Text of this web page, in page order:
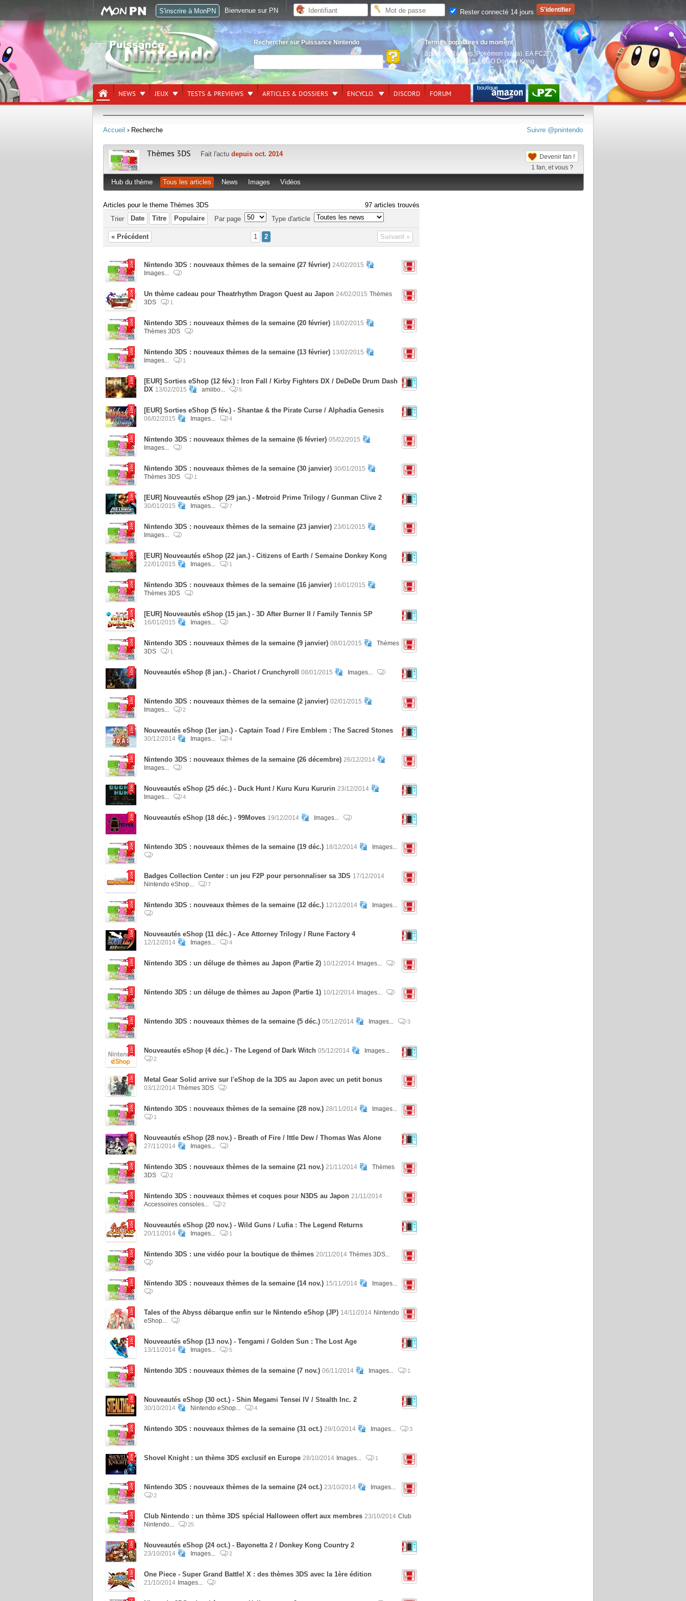
Rechercher sur Puissance Nintendo
Termes populaires du moment
Splatoon Raiders, Pokémon (saga) EA FC27,
Nintendo Switch 2,LEGO Donkey Kong
NEWS JEUX TESTS & PREVIEWS ARTICLES & DOSSIERS ENCYCLO. DISCORD FORUM
Suivre @pnintendo
Accueil › Recherche
Devenir fan !
1 fan, et vous ?
Thèmes 3DS Fait l'actu depuis oct. 2014
Hub du thème Tous les articles News Images Vidéos
Articles pour le theme Thèmes 3DS
97 articles trouvés
Trier
Date Titre Populaire Par page Type d'article
« Précédent 1 2 Suivant »
Nintendo 3DS : nouveaux thèmes de la semaine (27 février) 24/02/2015
Images...
Un thème cadeau pour Theatrhythm Dragon Quest au Japon 24/02/2015 Thèmes
3DS
1
Nintendo 3DS : nouveaux thèmes de la semaine (20 février) 18/02/2015
Thèmes 3DS
Nintendo 3DS : nouveaux thèmes de la semaine (13 février) 13/02/2015
Images...
1
[EUR] Sorties eShop (12 fév.) : Iron Fall / Kirby Fighters DX / DeDeDe Drum Dash
DX 13/02/2015 amiibo... 5
[EUR] Sorties eShop (5 fév.) - Shantae & the Pirate Curse / Alphadia Genesis
06/02/2015 Images... 4
Nintendo 3DS : nouveaux thèmes de la semaine (6 février) 05/02/2015
Images...
Nintendo 3DS : nouveaux thèmes de la semaine (30 janvier) 30/01/2015
Thèmes 3DS
1
[EUR] Nouveautés eShop (29 jan.) - Metroid Prime Trilogy / Gunman Clive 2
30/01/2015 Images... 7
Nintendo 3DS : nouveaux thèmes de la semaine (23 janvier) 23/01/2015
Images...
[EUR] Nouveautés eShop (22 jan.) - Citizens of Earth / Semaine Donkey Kong
22/01/2015 Images... 1
Nintendo 3DS : nouveaux thèmes de la semaine (16 janvier) 16/01/2015
Thèmes 3DS
[EUR] Nouveautés eShop (15 jan.) - 3D After Burner II / Family Tennis SP
16/01/2015 Images...
Nintendo 3DS : nouveaux thèmes de la semaine (9 janvier) 08/01/2015
Thèmes
3DS
1
Nouveautés eShop (8 jan.) - Chariot / Crunchyroll 08/01/2015 Images...
Nintendo 3DS : nouveaux thèmes de la semaine (2 janvier) 02/01/2015
Images...
2
Nouveautés eShop (1er jan.) - Captain Toad / Fire Emblem : The Sacred Stones
30/12/2014 Images... 4
Nintendo 3DS : nouveaux thèmes de la semaine (26 décembre) 26/12/2014
Images...
Nouveautés eShop (25 déc.) - Duck Hunt / Kuru Kuru Kururin 23/12/2014
Images...
4
Nouveautés eShop (18 déc.) - 99Moves 19/12/2014 Images...
Nintendo 3DS : nouveaux thèmes de la semaine (19 déc.) 18/12/2014 Images...
Badges Collection Center : un jeu F2P pour personnaliser sa 3DS 17/12/2014
Nintendo eShop...
7
Nintendo 3DS : nouveaux thèmes de la semaine (12 déc.) 12/12/2014 Images...
Nouveautés eShop (11 déc.) - Ace Attorney Trilogy / Rune Factory 4
12/12/2014 Images... 4
Nintendo 3DS : un déluge de thèmes au Japon (Partie 2) 10/12/2014 Images...
Nintendo 3DS : un déluge de thèmes au Japon (Partie 1) 10/12/2014 Images...
Nintendo 3DS : nouveaux thèmes de la semaine (5 déc.) 05/12/2014 Images... 3
Nouveautés eShop (4 déc.) - The Legend of Dark Witch 05/12/2014 Images...
2
Metal Gear Solid arrive sur l'eShop de la 3DS au Japon avec un petit bonus
03/12/2014 Thèmes 3DS
Nintendo 3DS : nouveaux thèmes de la semaine (28 nov.) 28/11/2014 Images...
1
Nouveautés eShop (28 nov.) - Breath of Fire / Ittle Dew / Thomas Was Alone
27/11/2014 Images...
Nintendo 3DS : nouveaux thèmes de la semaine (21 nov.) 21/11/2014
Thèmes
3DS
2
Nintendo 3DS : nouveaux thèmes et coques pour N3DS au Japon 21/11/2014
Accessoires consoles...
2
Nouveautés eShop (20 nov.) - Wild Guns / Lufia : The Legend Returns
20/11/2014 Images... 1
Nintendo 3DS : une vidéo pour la boutique de thèmes 20/11/2014 Thèmes 3DS...
Nintendo 3DS : nouveaux thèmes de la semaine (14 nov.) 15/11/2014 Images...
Tales of the Abyss débarque enfin sur le Nintendo eShop (JP) 14/11/2014 Nintendo
eShop...
Nouveautés eShop (13 nov.) - Tengami / Golden Sun : The Lost Age
13/11/2014 Images... 5
Nintendo 3DS : nouveaux thèmes de la semaine (7 nov.) 06/11/2014 Images... 1
Nouveautés eShop (30 oct.) - Shin Megami Tensei IV / Stealth Inc. 2
30/10/2014 Nintendo eShop... 4
Nintendo 3DS : nouveaux thèmes de la semaine (31 oct.) 29/10/2014 Images... 3
Shovel Knight : un thème 3DS exclusif en Europe 28/10/2014 Images... 1
Nintendo 3DS : nouveaux thèmes de la semaine (24 oct.) 23/10/2014 Images...
2
Club Nintendo : un thème 3DS spécial Halloween offert aux membres 23/10/2014 Club
Nintendo...
25
Nouveautés eShop (24 oct.) - Bayonetta 2 / Donkey Kong Country 2
23/10/2014 Images... 2
One Piece - Super Grand Battle! X : des thèmes 3DS avec la 1ère édition
21/10/2014 Images...
S'inscrire à MonPN Bienvenue sur PN Rester connecté 14 jours